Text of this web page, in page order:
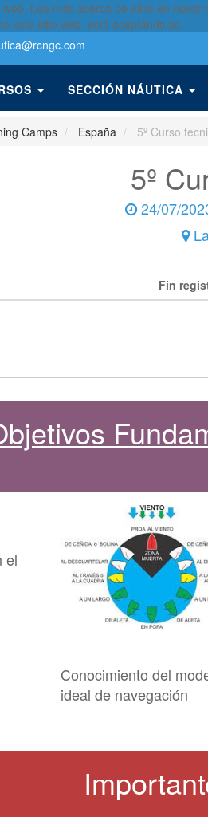
Lea más acerca de ellas en
este sitio web, está aceptándolas.
@rcngc.com
SECCIÓN NÁUTICA
Camps España 5º Curso
5º
24/07/
Fin
el
Conocimiento del
ideal de navegación